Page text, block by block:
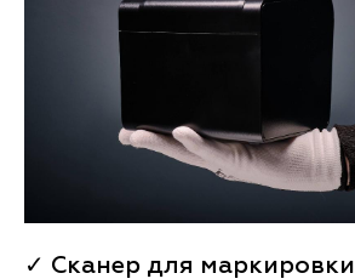
✓ Сканер для маркировки